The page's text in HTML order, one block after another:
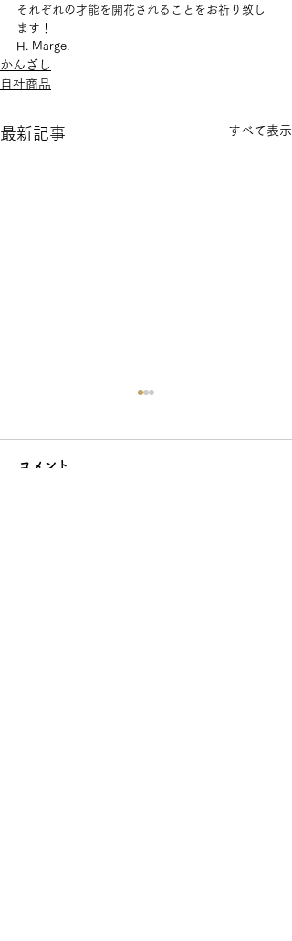
それぞれの才能を開花されることをお祈り致し
ます！
H. Marge.
かんざし
自社商品
最新記事 すべて表示
コメント